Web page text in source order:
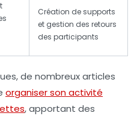
Création de supports
et gestion des retours
des participants
de nombreux articles
organiser son activité
, apportant des